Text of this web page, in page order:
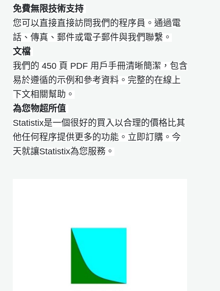
免費無限技術支持
您可以直接直接訪問我們的程序員。通過電
話、傳真、郵件或電子郵件與我們聯繫。
文檔
我們的 450 頁 PDF 用戶手冊清晰簡潔，包含
易於遵循的示例和參考資料。完整的在線上
下文相關幫助。
為您物超所值
Statistix是一個很好的買入以合理的價格比其
他任何程序提供更多的功能。立即訂購。今
天就讓Statistix為您服務。